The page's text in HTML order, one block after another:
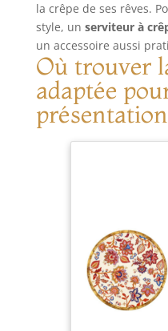
la crêpe de ses rêves.
style, un serviteur à
un accessoire aussi
Où trouver
adaptée